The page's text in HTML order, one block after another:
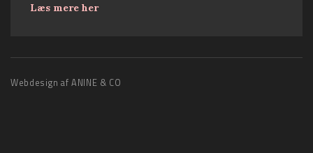
Læs mere her
Webdesign af ANINE & CO